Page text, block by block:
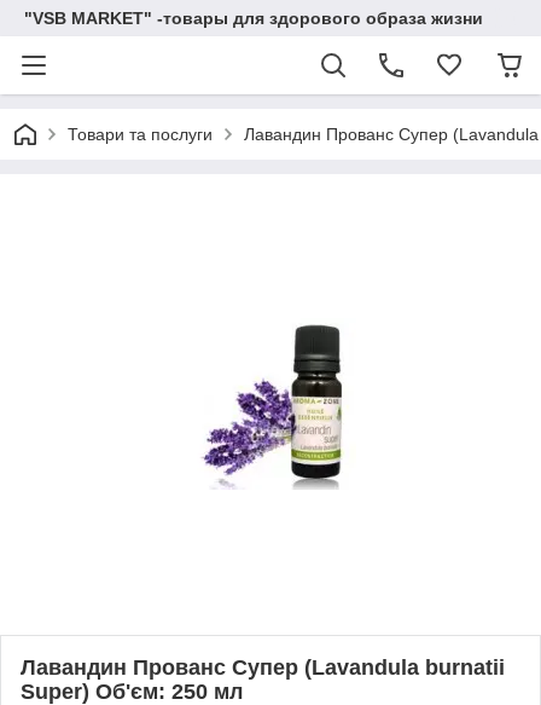
"VSB MARKET" -товары для здорового образа жизни
Товари та послуги Лавандин Прованс Супер
Лавандин Прованс Супер (Lavandula burnatii
Super) Об'єм: 250 мл